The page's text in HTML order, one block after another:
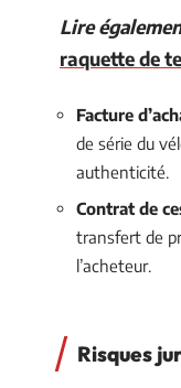
Lire
raquette de
Facture
de série du
authenticité.
Contrat de
transfert de
l’acheteur.
Risques